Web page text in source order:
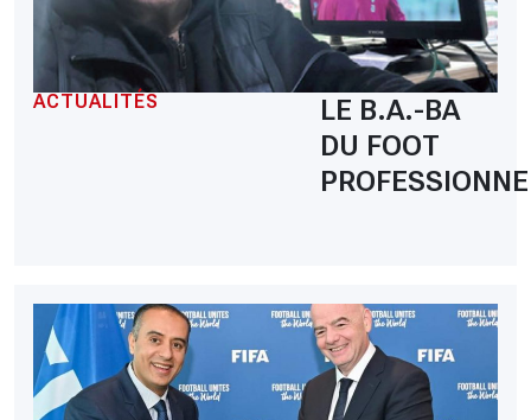
ACTUALITÉS
LE B.A.-BA
DU FOOT